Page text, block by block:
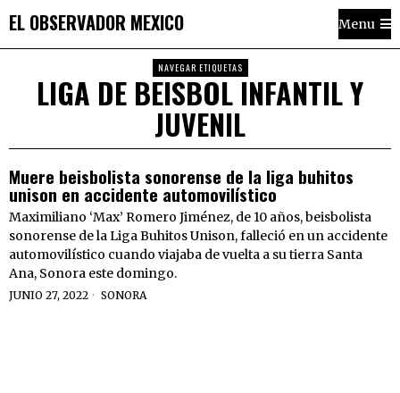
EL OBSERVADOR MEXICO Menu
NAVEGAR ETIQUETAS
LIGA DE BEISBOL INFANTIL Y
JUVENIL
Muere beisbolista sonorense de la liga buhitos
unison en accidente automovilístico
Maximiliano ‘Max’ Romero Jiménez, de 10 años, beisbolista
sonorense de la Liga Buhitos Unison, falleció en un accidente
automovilístico cuando viajaba de vuelta a su tierra Santa
Ana, Sonora este domingo.
JUNIO 27, 2022 SONORA